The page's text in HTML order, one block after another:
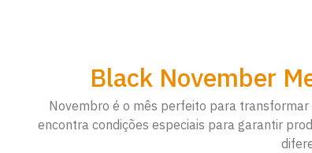
Black November
Novembro é o mês perfeito para
encontra condições especiais para garantir